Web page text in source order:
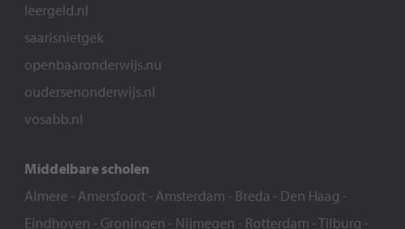
leergeld.nl
saarisnietgek
openbaaronderwijs.nu
oudersenonderwijs.nl
vosabb.nl
Middelbare scholen
Almere - Amersfoort- Amsterdam - Breda - Den Haag -
Eindhoven - Groningen - Nijmegen - Rotterdam -Tilburg -